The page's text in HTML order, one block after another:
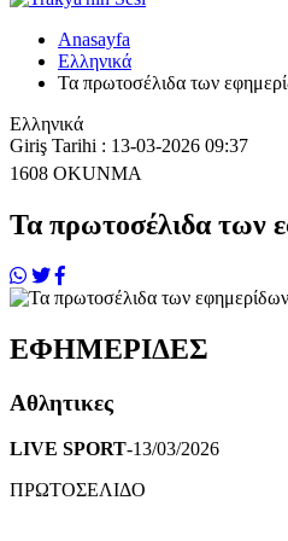
Anasayfa
Ελληνικά
Τα πρωτοσέλιδα των
Ελληνικά
Giriş Tarihi : 13-03-2026 09:37
1608 OKUNMA
Τα πρωτοσέλιδα των
ΕΦΗΜΕΡΙΔΕΣ
Αθλητικες
LIVE SPORT-13/03/2026
ΠΡΩΤΟΣΕΛΙΔΟ